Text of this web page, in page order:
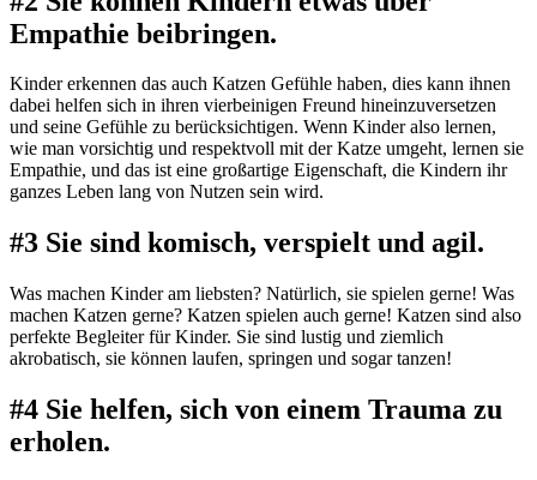
Empathie beibringen.
Kinder erkennen das auch Katzen Gefühle haben, dies kann ihnen
dabei helfen sich in ihren vierbeinigen Freund hineinzuversetzen
und seine Gefühle zu berücksichtigen. Wenn Kinder also lernen,
wie man vorsichtig und respektvoll mit der Katze umgeht, lernen sie
Empathie, und das ist eine großartige Eigenschaft, die Kindern ihr
ganzes Leben lang von Nutzen sein wird.
#3 Sie sind komisch, verspielt und agil.
Was machen Kinder am liebsten? Natürlich, sie spielen gerne! Was
machen Katzen gerne? Katzen spielen auch gerne! Katzen sind also
perfekte Begleiter für Kinder. Sie sind lustig und ziemlich
akrobatisch, sie können laufen, springen und sogar tanzen!
#4 Sie helfen, sich von einem Trauma zu
erholen.